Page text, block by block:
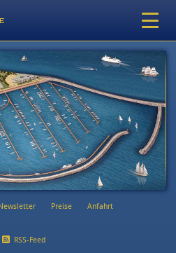
Preise Anfahrt
RSS-Feed